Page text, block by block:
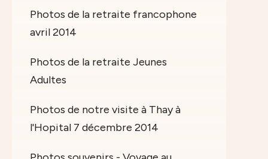
Photos de la retraite francophone
avril 2014
Photos de la retraite Jeunes
Adultes
Photos de notre visite à Thay à
l'Hopital 7 décembre 2014